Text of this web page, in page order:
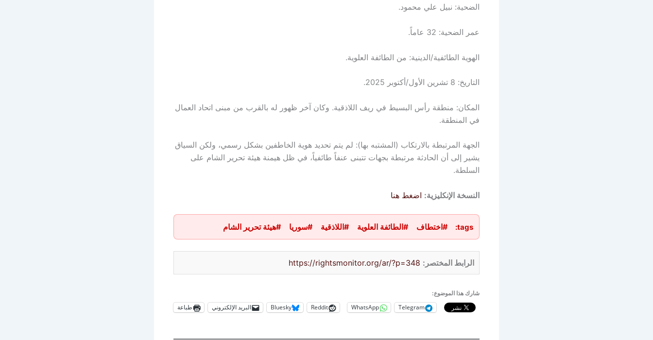
الضحية: نبيل علي محمود.
عمر الضحية: 32 عاماً.
الهوية الطائفية/الدينية: من الطائفة العلوية.
التاريخ: 8 تشرين الأول/أكتوبر 2025.
المكان: منطقة رأس البسيط في ريف اللاذقية. وكان آخر ظهور له بالقرب من مبنى اتحاد العمال
في المنطقة.
الجهة المرتبطة بالارتكاب (المشتبه بها): لم يتم تحديد هوية الخاطفين بشكل رسمي، ولكن السياق
يشير إلى أن الحادثة مرتبطة بجهات تتبنى عنفاً طائفياً، في ظل هيمنة هيئة تحرير الشام على
السلطة.
النسخة الإنكليزية: اضغط هنا
tags: #اختطاف #الطائفة العلوية #اللاذقية #سوريا #هيئة تحرير الشام
الرابط المختصر: https://rightsmonitor.org/ar/?p=348
شارك هذا الموضوع:
Telegram
WhatsApp
Reddit
Bluesky البريد الإلكتروني طباعة